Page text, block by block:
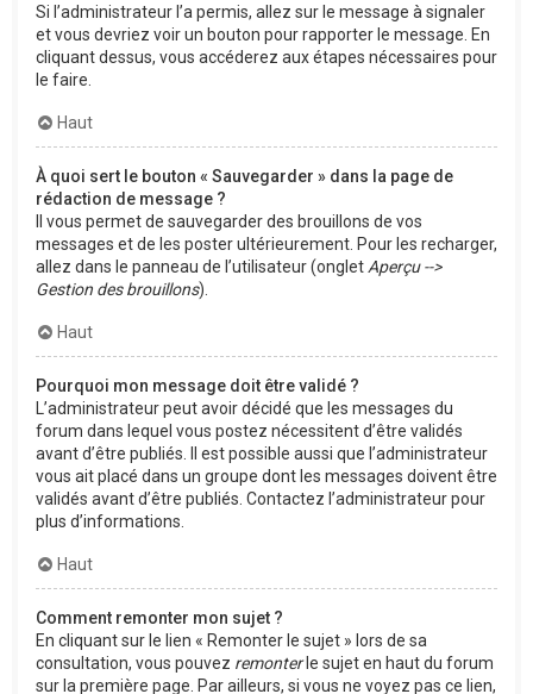
Si l’administrateur l’a permis, allez sur le message à signaler
et vous devriez voir un bouton pour rapporter le message. En
cliquant dessus, vous accéderez aux étapes nécessaires pour
le faire.
Haut
À quoi sert le bouton « Sauvegarder » dans la page de
rédaction de message ?
Il vous permet de sauvegarder des brouillons de vos
messages et de les poster ultérieurement. Pour les recharger,
allez dans le panneau de l’utilisateur (onglet Aperçu -->
Gestion des brouillons).
Haut
Pourquoi mon message doit être validé ?
L’administrateur peut avoir décidé que les messages du
forum dans lequel vous postez nécessitent d’être validés
avant d’être publiés. Il est possible aussi que l’administrateur
vous ait placé dans un groupe dont les messages doivent être
validés avant d’être publiés. Contactez l’administrateur pour
plus d’informations.
Haut
Comment remonter mon sujet ?
En cliquant sur le lien « Remonter le sujet » lors de sa
consultation, vous pouvez remonterle sujet en haut du forum
sur la première page. Par ailleurs, si vous ne voyez pas ce lien,